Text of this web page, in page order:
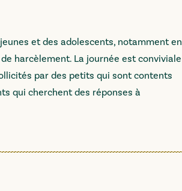
et des adolescents, notamment en
harcèlement. La journée est conviviale
par des petits qui sont contents
qui cherchent des réponses à